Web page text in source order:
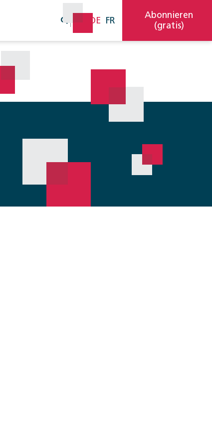
DE FR
Abonnieren
(gratis)